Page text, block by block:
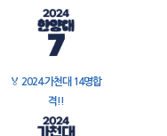
🏅 2024 가천대 14명합
격!!